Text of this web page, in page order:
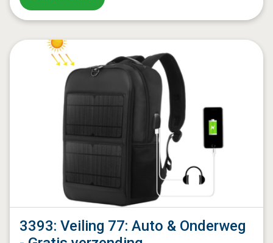
3393: Veiling 77: Auto & Onderweg